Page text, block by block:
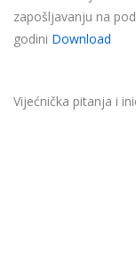
zapošljavanju na
godini Download
Vijećnička pitanja i